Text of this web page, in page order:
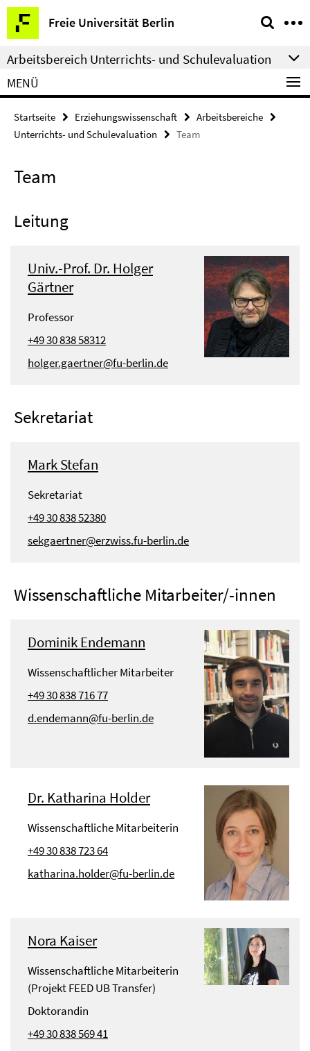
Springe
direkt
zu
Inhalt
Freie Universität Berlin
Service-
Navigation
Arbeitsbereich Unterrichts- und Schulevaluation
MENÜ
Startseite Erziehungswissenschaft
Arbeitsbereiche
Unterrichts- und Schulevaluation
Team
Team
Leitung
Univ.-Prof. Dr. Holger
Gärtner
Professor
+49 30 838 58312
holger.gaertner@fu-berlin.de
Sekretariat
Mark Stefan
Sekretariat
+49 30 838 52380
sekgaertner@erzwiss.fu-berlin.de
Wissenschaftliche Mitarbeiter/-innen
Dominik Endemann
Wissenschaftlicher Mitarbeiter
+49 30 838 716 77
d.endemann@fu-berlin.de
Dr. Katharina Holder
Wissenschaftliche Mitarbeiterin
+49 30 838 723 64
katharina.holder@fu-berlin.de
Nora Kaiser
Wissenschaftliche Mitarbeiterin
(Projekt FEED UB Transfer)
Doktorandin
+49 30 838 569 41